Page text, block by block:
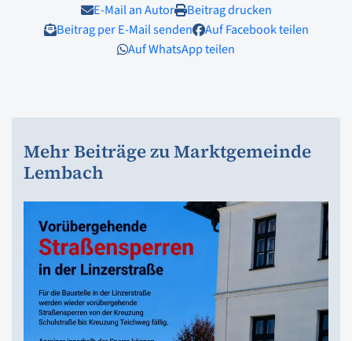
E-Mail an Autor
Beitrag drucken
Beitrag per E-Mail senden
Auf Facebook teilen
Auf WhatsApp teilen
Mehr Beiträge zu Marktgemeinde
Lembach